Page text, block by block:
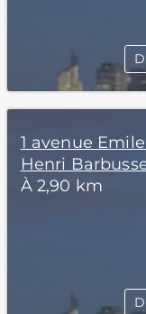
1 avenue
Henri
À 2,90 km